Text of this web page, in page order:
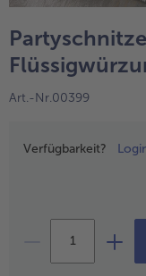
alleKuchen
alle
High
alle
Art.-Nr.00399
Preisangabe
Verfügbarkeit?